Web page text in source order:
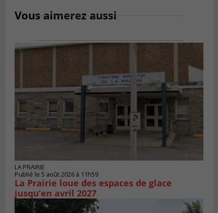
Vous aimerez aussi
LA PRAIRIE
Publié le 5 août 2026 à 11h59
La Prairie loue des espaces de glace
jusqu’en avril 2027